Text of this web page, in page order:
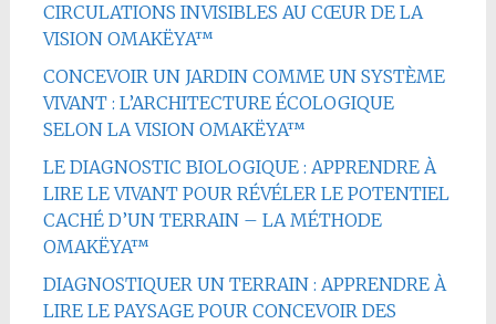
CIRCULATIONS INVISIBLES AU CŒUR DE LA
VISION OMAKËYA™
CONCEVOIR UN JARDIN COMME UN SYSTÈME
VIVANT : L’ARCHITECTURE ÉCOLOGIQUE
SELON LA VISION OMAKËYA™
LE DIAGNOSTIC BIOLOGIQUE : APPRENDRE À
LIRE LE VIVANT POUR RÉVÉLER LE POTENTIEL
CACHÉ D’UN TERRAIN – LA MÉTHODE
OMAKËYA™
DIAGNOSTIQUER UN TERRAIN : APPRENDRE À
LIRE LE PAYSAGE POUR CONCEVOIR DES